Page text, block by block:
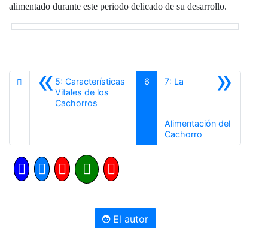
alimentado durante este periodo delicado de su desarrollo.
«5: Características
Vitales de los
Cachorros
6 »
7: La
Alimentación del
CachorroSiguiente
El autor